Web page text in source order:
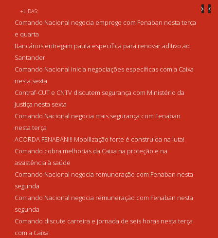
+LIDAS:
Comando Nacional negocia emprego com Fenaban nesta terça
e quarta
Bancários entregam pauta específica para renovar aditivo ao
Santander
Comando Nacional inicia negociações específicas com a Caixa
nesta sexta
Contraf-CUT e CNTV discutem segurança com Ministério da
Justiça nesta sexta
Comando Nacional negocia mais segurança com Fenaban
nesta terça
ACORDA FENABAN!!! Mobilização forte é construída na luta!
Comando cobra melhorias da Caixa na proteção e na
assistência à saúde
Comando Nacional negocia remuneração com Fenaban nesta
segunda
Comando Nacional negocia remuneração com Fenaban nesta
segunda
Comando discute carreira e jornada de seis horas nesta terça
com a Caixa